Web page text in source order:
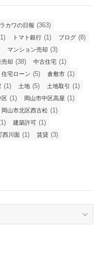
カワの日報 (363)
トマト銀行 (1) ブログ (8)
マンション売却 (3)
売却 (38) 中古住宅 (1)
住宅ローン (5) 倉敷市 (1)
(1) 土地 (5) 土地取引 (1)
区 (1) 岡山市中区高屋 (1)
岡山市北区西古松 (1)
建築許可 (1)
西川面 (1) 賃貸 (3)